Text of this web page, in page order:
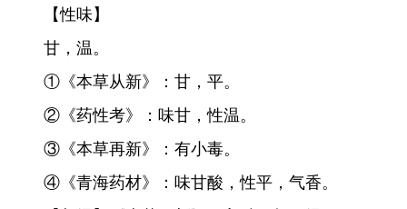
【性味】
甘，温。
①《本草从新》：甘，平。
②《药性考》：味甘，性温。
③《本草再新》：有小毒。
④《青海药材》：味甘酸，性平，气香。